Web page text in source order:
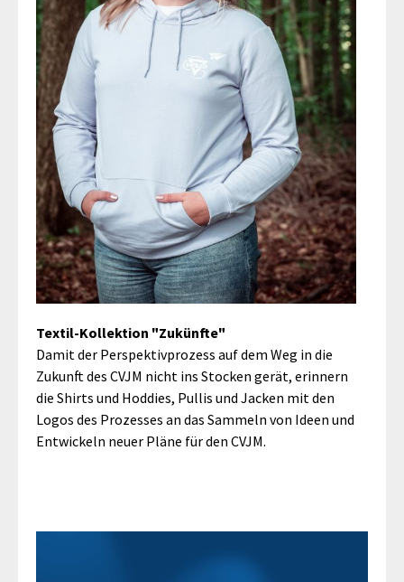
Textil-Kollektion "Zukünfte"
Damit der Perspektivprozess auf dem Weg in die
Zukunft des CVJM nicht ins Stocken gerät, erinnern
die Shirts und Hoddies, Pullis und Jacken mit den
Logos des Prozesses an das Sammeln von Ideen und
Entwickeln neuer Pläne für den CVJM.